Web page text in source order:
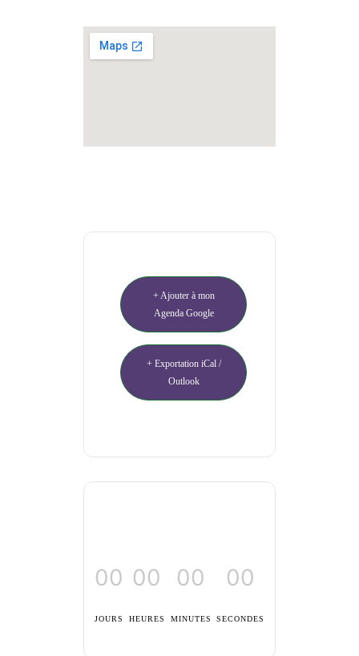
+ Ajouter à mon
Agenda Google
+ Exportation iCal /
Outlook
00
JOURS
00
HEURES
00
MINUTES
00
SECONDES